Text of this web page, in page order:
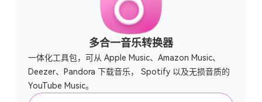
多合一音乐转换器
一体化工具包，可从 Apple Music、Amazon Music、
Deezer、Pandora 下载音乐， Spotify 以及无损音质的
YouTube Music。